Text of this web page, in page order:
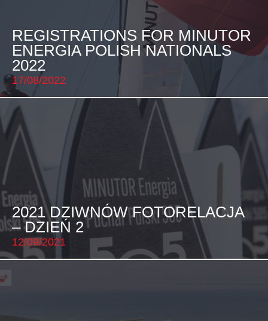
REGISTRATIONS FOR MINUTOR
ENERGIA POLISH NATIONALS
2022
17/08/2022
2021 DZIWNÓW FOTORELACJA
– DZIEŃ 2
12/09/2021